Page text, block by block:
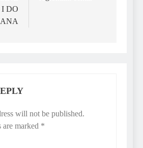
DO
will not be published.
marked *